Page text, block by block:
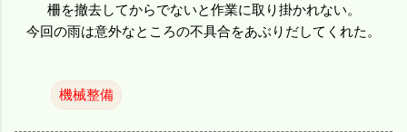
柵を撤去してからでないと作業に取り掛かれない。
今回の雨は意外なところの不具合をあぶりだしてくれた。
機械整備